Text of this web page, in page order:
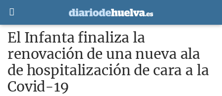
El Infanta finaliza la
renovación de una nueva ala
de hospitalización de cara a la
Covid-19